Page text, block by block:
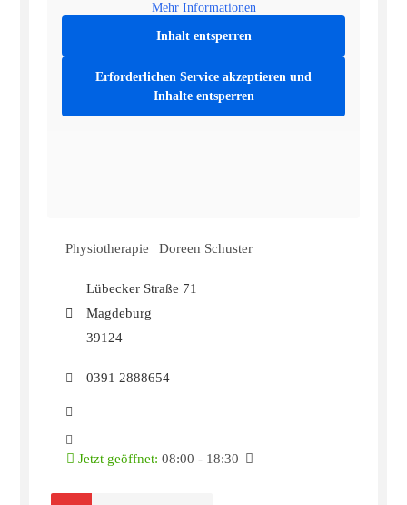
Mehr Informationen
Inhalt entsperren
Erforderlichen Service akzeptieren und
Inhalte entsperren
Physiotherapie | Doreen Schuster
Lübecker Straße 71
Magdeburg
39124
0391 2888654
Jetzt geöffnet: 08:00 - 18:30